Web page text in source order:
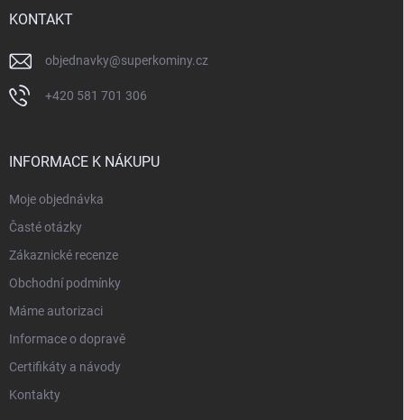
KONTAKT
objednavky@superkominy.cz
+420 581 701 306
INFORMACE K NÁKUPU
Moje objednávka
Časté otázky
Zákaznické recenze
Obchodní podmínky
Máme autorizaci
Informace o dopravě
Certifikáty a návody
Kontakty